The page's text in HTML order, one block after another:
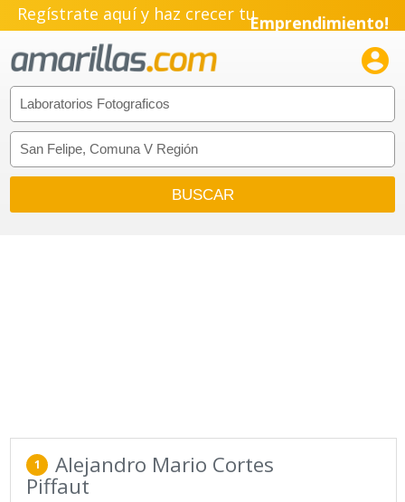
Regístrate aquí y haz crecer tuEmprendimiento!

1 Alejandro Mario Cortes
Piffaut